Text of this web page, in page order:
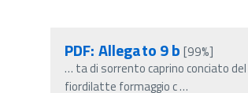
PDF: Allegato 9 b [99%]
… ta di sorrento caprino conciato
fiordilatte formaggio c…